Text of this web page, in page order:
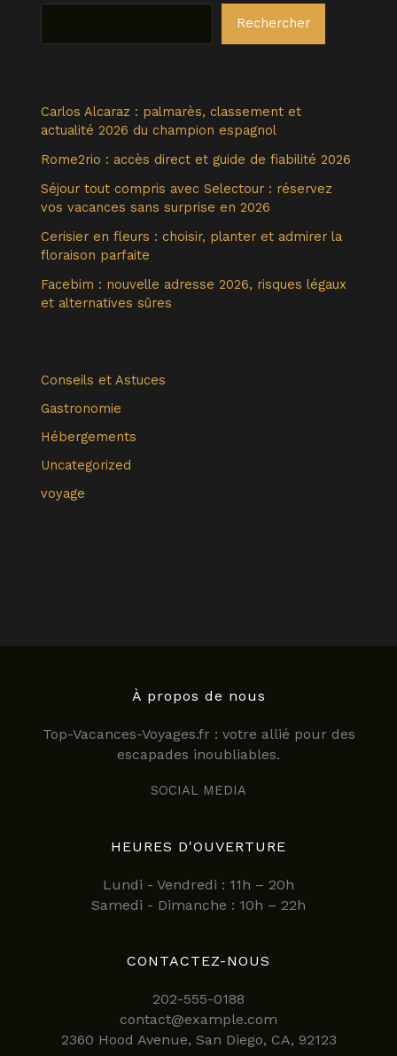
Rechercher
Carlos Alcaraz : palmarès, classement et
actualité 2026 du champion espagnol
Rome2rio : accès direct et guide de fiabilité 2026
Séjour tout compris avec Selectour : réservez
vos vacances sans surprise en 2026
Cerisier en fleurs : choisir, planter et admirer la
floraison parfaite
Facebim : nouvelle adresse 2026, risques légaux
et alternatives sûres
Conseils et Astuces
Gastronomie
Hébergements
Uncategorized
voyage
À propos de nous
Top-Vacances-Voyages.fr : votre allié pour des
escapades inoubliables.
SOCIAL MEDIA
HEURES D'OUVERTURE
Lundi - Vendredi : 11h – 20h
Samedi - Dimanche : 10h – 22h
CONTACTEZ-NOUS
202-555-0188
contact@example.com
2360 Hood Avenue, San Diego, CA, 92123